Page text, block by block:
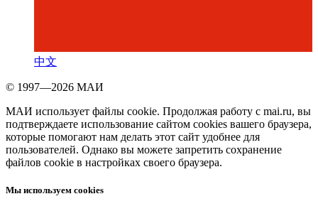
中文
© 1997—2026 МАИ
МАИ использует файлы cookie. Продолжая работу с mai.ru, вы
подтверждаете использование сайтом cookies вашего браузера,
которые помогают нам делать этот сайт удобнее для
пользователей. Однако вы можете запретить сохранение
файлов cookie в настройках своего браузера.
Мы используем cookies